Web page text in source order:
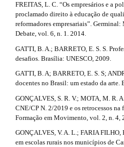
FREITAS, L. C. “Os empresários e a
proclamado direito à educação de
reformadores empresariais”.
Debate, vol. 6, n. 1. 2014.
GATTI, B. A.; BARRETO, E. S. S.
desafios. Brasília: UNESCO, 2009.
GATTI, B. A; BARRETO, E. S. S;
docentes no Brasil: um estado da arte.
GONÇALVES, S. R. V.; MOTA, M. R.
CNE/CP N. 2/2019 e os retrocessos na
Formação em Movimento, vol. 2, n. 4,
GONÇALVES, V. A. L.; FARIA FILHO,
em escolas rurais nos municípios de